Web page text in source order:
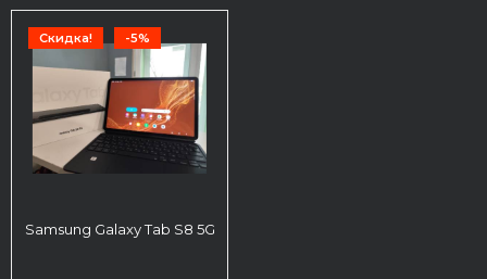
Скидка! -5%
Samsung Galaxy Tab S8 5G